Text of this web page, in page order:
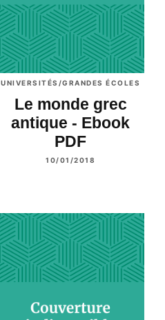
UNIVERSITÉS/GRANDES ÉCOLES
Le monde grec
antique - Ebook
PDF
10/01/2018